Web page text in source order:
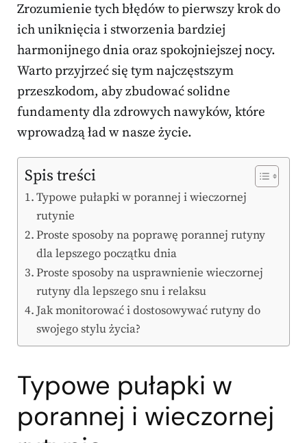
Zrozumienie tych błędów to pierwszy krok do
ich uniknięcia i stworzenia bardziej
harmonijnego dnia oraz spokojniejszej nocy.
Warto przyjrzeć się tym najczęstszym
przeszkodom, aby zbudować solidne
fundamenty dla zdrowych nawyków, które
wprowadzą ład w nasze życie.
Spis treści
Typowe pułapki w porannej i wieczornej
rutynie
Proste sposoby na poprawę porannej rutyny
dla lepszego początku dnia
Proste sposoby na usprawnienie wieczornej
rutyny dla lepszego snu i relaksu
Jak monitorować i dostosowywać rutyny do
swojego stylu życia?
Typowe pułapki w
porannej i wieczornej